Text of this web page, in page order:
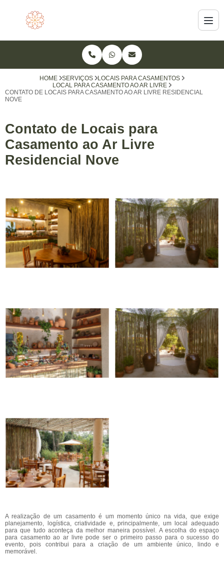
HOME SERVIÇOS
LOCAIS PARA CASAMENTOS
LOCAL PARA CASAMENTO AO AR LIVRE
CONTATO DE LOCAIS PARA CASAMENTO AO AR LIVRE RESIDENCIAL
NOVE
Contato de Locais para
Casamento ao Ar Livre
Residencial Nove
A realização de um casamento é um momento único na vida, que exige
planejamento, logística, criatividade e, principalmente, um local adequado
para que tudo aconteça da melhor maneira possível. A escolha do espaço
para casamento ao ar livre pode ser o primeiro passo para o sucesso do
evento, pois contribui para a criação de um ambiente único, lindo e
memorável.